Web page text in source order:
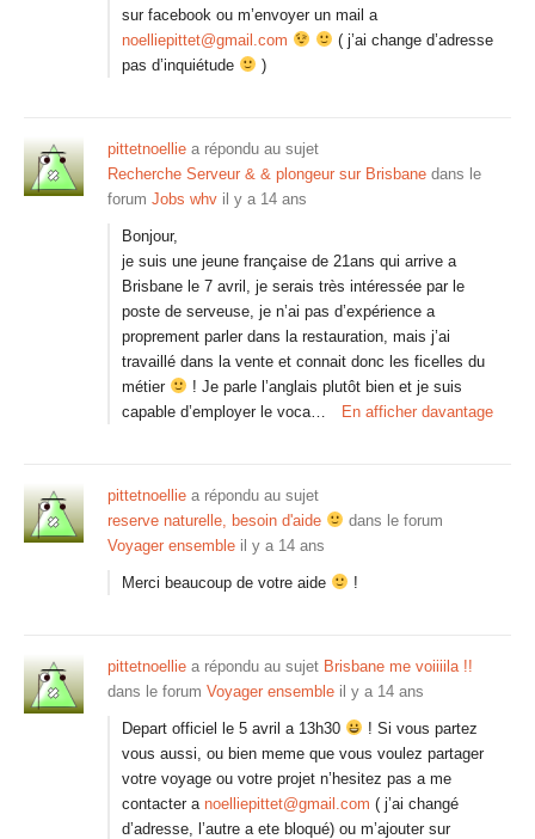
sur facebook ou m’envoyer un mail a
noelliepittet@gmail.com
( j’ai change d’adresse
pas d’inquiétude
)
pittetnoellie a répondu au sujet
Recherche Serveur & & plongeur sur Brisbane dans le
forum Jobs whv il y a 14 ans
Bonjour,
je suis une jeune française de 21ans qui arrive a
Brisbane le 7 avril, je serais très intéressée par le
poste de serveuse, je n’ai pas d’expérience a
proprement parler dans la restauration, mais j’ai
travaillé dans la vente et connait donc les ficelles du
métier
! Je parle l’anglais plutôt bien et je suis
capable d’employer le voca…
En afficher davantage
pittetnoellie a répondu au sujet
reserve naturelle, besoin d'aide
dans le forum
Voyager ensemble il y a 14 ans
Merci beaucoup de votre aide !
pittetnoellie a répondu au sujet Brisbane me voiiiila !!
dans le forum Voyager ensemble il y a 14 ans
Depart officiel le 5 avril a 13h30
! Si vous partez
vous aussi, ou bien meme que vous voulez partager
votre voyage ou votre projet n’hesitez pas a me
contacter a noelliepittet@gmail.com ( j’ai changé
d’adresse, l’autre a ete bloqué) ou m’ajouter sur